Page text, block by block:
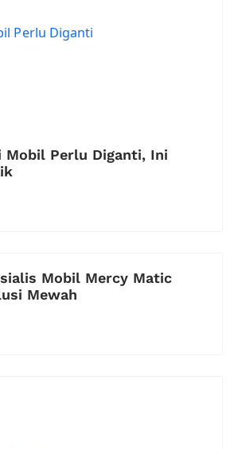
Mobil Perlu Diganti, Ini
Mobil Mercy Matic
Mewah